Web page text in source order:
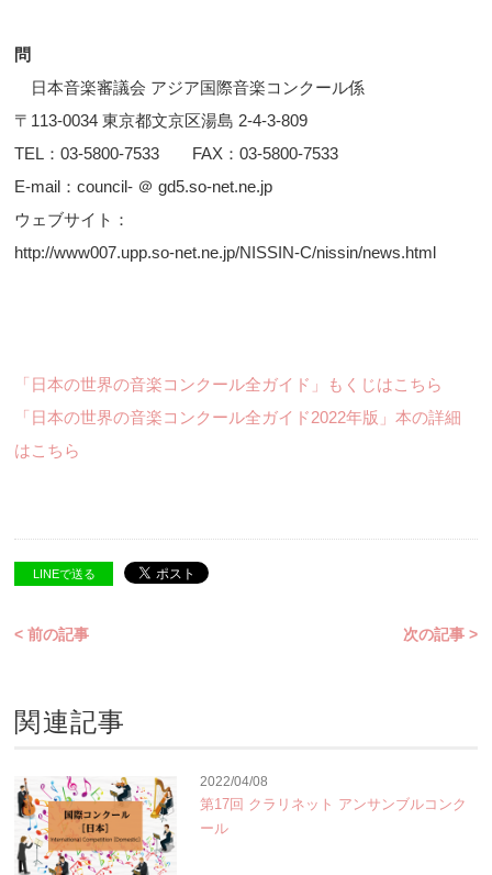
問
日本音楽審議会 アジア国際音楽コンクール係
〒113-0034 東京都文京区湯島 2-4-3-809
TEL：03-5800-7533 FAX：03-5800-7533
E-mail：council- ＠ gd5.so-net.ne.jp
ウェブサイト：
http://www007.upp.so-net.ne.jp/NISSIN-C/nissin/news.html
「日本の世界の音楽コンクール全ガイド」もくじはこちら
「日本の世界の音楽コンクール全ガイド2022年版」本の詳細
はこちら
LINEで送る
< 前の記事 次の記事 >
関連記事
2022/04/08
第17回 クラリネット アンサンブルコンク
ール